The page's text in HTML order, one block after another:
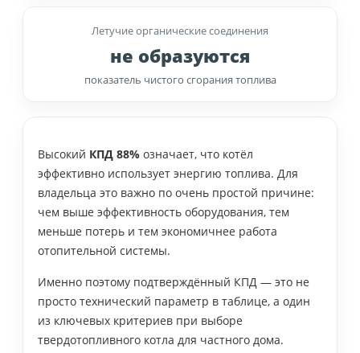
Летучие органические соединения
не образуются
показатель чистого сгорания топлива
Высокий КПД 88% означает, что котёл
эффективно использует энергию топлива. Для
владельца это важно по очень простой причине:
чем выше эффективность оборудования, тем
меньше потерь и тем экономичнее работа
отопительной системы.
Именно поэтому подтверждённый КПД — это не
просто технический параметр в таблице, а один
из ключевых критериев при выборе
твердотопливного котла для частного дома.